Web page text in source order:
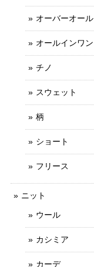
オーバーオール
オールインワン
チノ
スウェット
柄
ショート
フリース
ニット
ウール
カシミア
カーデ